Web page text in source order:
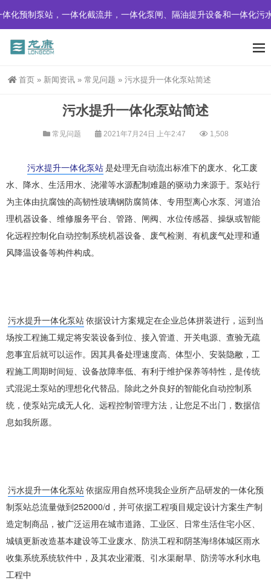
预制泵站，一体化截流井，一体化泵闸、隔油提升设备和一体化污水
首页 » 新闻资讯 » 常见问题 » 污水提升一体化泵站简述
污水提升一体化泵站简述
常见问题 2021年7月24日 上午2:47 1,508
污水提升一体化泵站是处理无自动流出标准下的废水、化工废
水、降水、生活用水、浇灌等水源配制难题的驱动力来源于。泵站行
为主体由抗腐蚀的高韧性玻璃钢防腐筒体、专用型离心水泵、河道治
理机器设备、维修服务平台、管路、闸阀、水位传感器、操纵或智能
化远程控制化自动控制系统机器设备、废气检测、有机废气处理和通
风降温设备等构件构成。
污水提升一体化泵站依据设计方案规定在企业总体拼装进行，运到当
场按工程施工规定将安装设备到位、接入管道、开关电源、查验无疏
忽事宜后就可以运作。因其具备处理速度高、体型小、安裝隐敝，工
程施工周期时间短、设备故障率低、有利于维护保养等特性，是传统
式混泥土泵站的理想化代替品。除此之外良好的智能化自动控制系
统，使泵站完成无人化、远程控制管理方法，让您足不出门，数据信
息如我所愿。
污水提升一体化泵站依据应用自然环境我企业所产品研发的一体化预
制泵站总流量做到252000/d，并可依据工程项目规定设计方案生产制
造定制商品，被广泛运用在城市道路、工业区、日常生活住宅小区、
城镇更新改造基本建设等工业废水、防洪工程和阴茎海绵体城区雨水
收集系统系统软件中，及其农业灌溉、引水渠耐旱、防涝等水利水电
工程中